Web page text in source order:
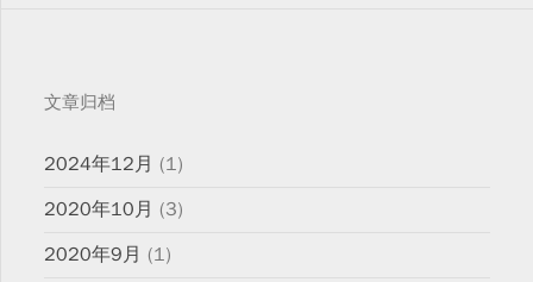
文章归档
2024年12月 (1)
2020年10月 (3)
2020年9月 (1)